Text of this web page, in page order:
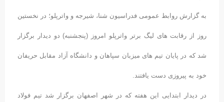
به گزارش روابط عمومی فدراسیون شنا، شیرجه و واترپلو؛ در نخستین
روز از رقابت های لیگ برتر واترپلو امروز (پنجشنبه) دو دیدار برگزار
شد که در پایان تیم های میزبان سپاهان و دانشگاه آزاد مقابل حریفان
خود به پیروزی دست یافتند.
در دیدار ابتدایی این هفته که در شهر اصفهان برگزار شد تیم فولاد